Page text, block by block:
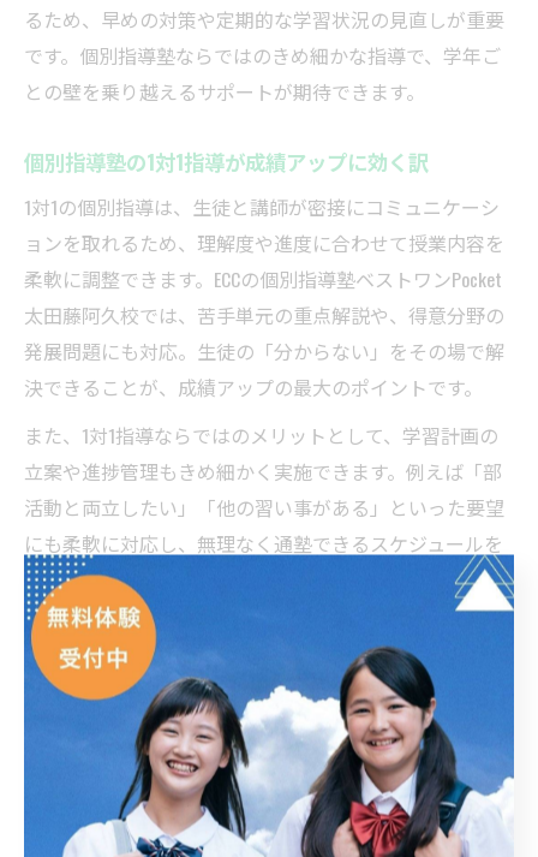
るため、早めの対策や定期的な学習状況の見直しが重要
です。個別指導塾ならではのきめ細かな指導で、学年ご
との壁を乗り越えるサポートが期待できます。
個別指導塾の1対1指導が成績アップに効く訳
1対1の個別指導は、生徒と講師が密接にコミュニケーシ
ョンを取れるため、理解度や進度に合わせて授業内容を
柔軟に調整できます。ECCの個別指導塾ベストワンPocket
太田藤阿久校では、苦手単元の重点解説や、得意分野の
発展問題にも対応。生徒の「分からない」をその場で解
決できることが、成績アップの最大のポイントです。
また、1対1指導ならではのメリットとして、学習計画の
立案や進捗管理もきめ細かく実施できます。例えば「部
活動と両立したい」「他の習い事がある」といった要望
にも柔軟に対応し、無理なく通塾できるスケジュールを
提案。実際に「質問がしやすく、苦手な部分がすぐ解消
できる」「自分だけのカリキュラムで効率的に学べた」
という生徒や保護者の声が多数寄せられています。
注意点として、1対1指導は講師との相性や信頼関係が成
果に直結します。ECCの個別指導塾ベストワンPocket太田
藤阿久校では、定期的な面談やフィードバックを通じ
て、生徒一人ひとりに最適な指導環境を整えています。